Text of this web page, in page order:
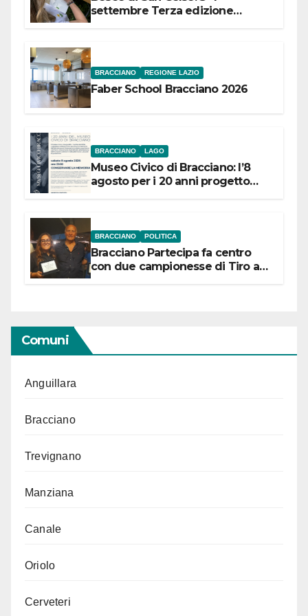
settembre Terza edizione
BRACCIANO REGIONE LAZIO
Faber School Bracciano 2026
BRACCIANO LAGO
Museo Civico di Bracciano: l’8
agosto per i 20 anni progetto
BRACCIANO POLITICA
Bracciano Partecipa fa centro
con due campionesse di Tiro a
Comuni
Anguillara
Bracciano
Trevignano
Manziana
Canale
Oriolo
Cerveteri